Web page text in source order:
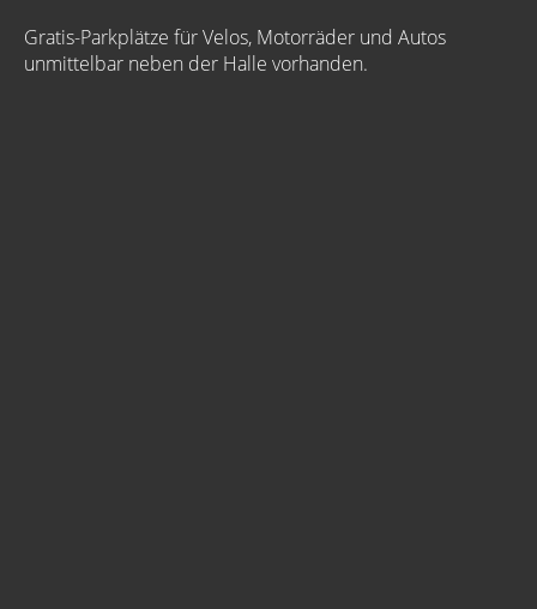
Gratis-Parkplätze für Velos, Motorräder und Autos
unmittelbar neben der Halle vorhanden.